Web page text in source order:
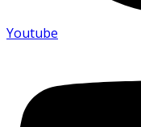
Youtube